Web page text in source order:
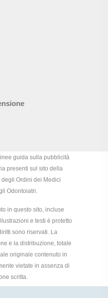
guida sulla pubblicità
presenti sul sito della
Ordini dei Medici
Odontoiatri.
in questo sito, incluse
e testi è protetto
sono riservati. La
e la distribuzione, totale
originale contenuto in
vietate in assenza di
scritta.